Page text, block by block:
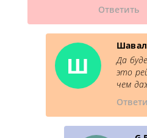
Ответить
Ш
Шавал
Да
это
чем